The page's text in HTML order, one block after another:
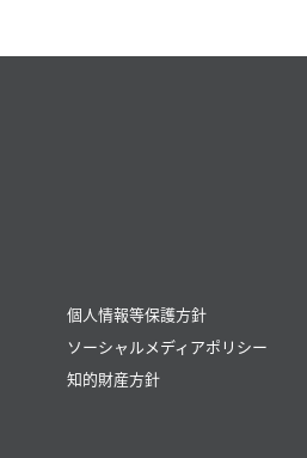
個人情報等保護方針
ソーシャルメディアポリシー
知的財産方針